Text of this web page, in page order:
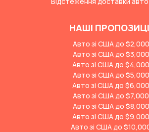
НАШІ
Авто зі США до $2,000
Авто зі США до $3,000
Авто зі США до $4,000
Авто зі США до $5,000
Авто зі США до $6,000
Авто зі США до $7,000
Авто зі США до $8,000
Авто зі США до $9,000
Авто зі США до